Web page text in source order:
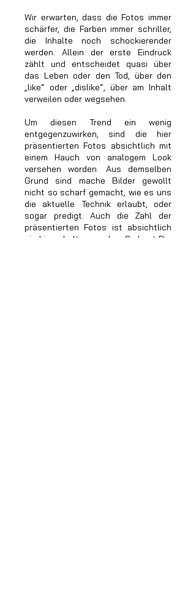
Wir erwarten, dass die Fotos immer
schärfer, die Farben immer schriller,
die Inhalte noch schockierender
werden. Allein der erste Eindruck
zählt und entscheidet quasi über
das Leben oder den Tod, über den
„like“ oder „dislike“, über am Inhalt
verweilen oder wegsehen.
Um diesen Trend ein wenig
entgegenzuwirken, sind die hier
präsentierten Fotos absichtlich mit
einem Hauch von analogem Look
versehen worden. Aus demselben
Grund sind mache Bilder gewollt
nicht so scharf gemacht, wie es uns
die aktuelle Technik erlaubt, oder
sogar predigt. Auch die Zahl der
präsentierten Fotos ist absichtlich
niedrig gehalten worden. So hast Du,